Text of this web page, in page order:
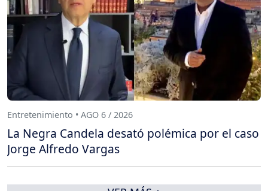
Entretenimiento • AGO 6 / 2026
La Negra Candela desató polémica por el caso
Jorge Alfredo Vargas